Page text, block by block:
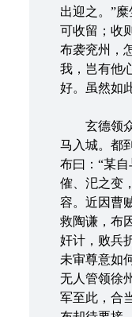
出迎之。”
可收留；收
布袭兖州，
我，岂有他
好。虽然如
玄德领众
马入城。都
布曰：“某
傕、汜之变
容。近因曹
救陶谦，布
奸计，败兵
未审尊意如
无人管领徐
军至此，合